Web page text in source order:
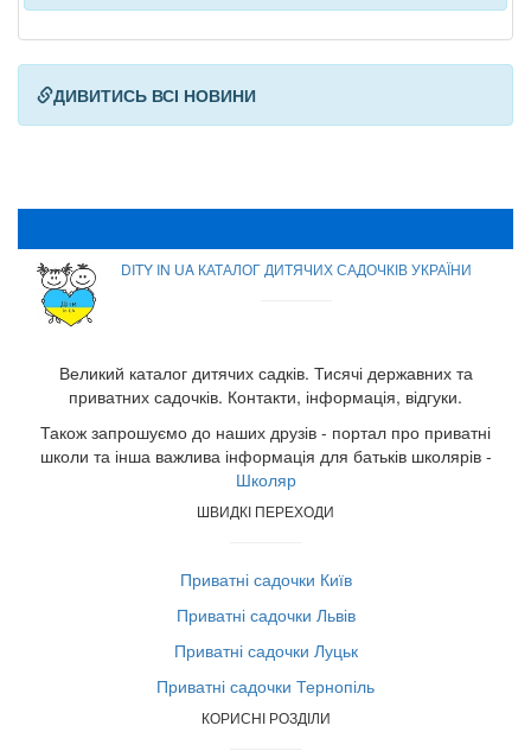
ДИВИТИСЬ ВСІ НОВИНИ
DITY IN UA КАТАЛОГ ДИТЯЧИХ САДОЧКІВ УКРАЇНИ
Великий каталог дитячих садків. Тисячі державних та
приватних садочків. Контакти, інформація, відгуки.
Також запрошуємо до наших друзів - портал про приватні
школи та інша важлива інформація для батьків школярів -
Школяр
ШВИДКІ ПЕРЕХОДИ
Приватні садочки Київ
Приватні садочки Львів
Приватні садочки Луцьк
Приватні садочки Тернопіль
КОРИСНІ РОЗДІЛИ